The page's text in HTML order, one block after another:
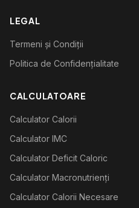
LEGAL
Termeni și Condiții
Politica de Confidențialitate
CALCULATOARE
Calculator Calorii
Calculator IMC
Calculator Deficit Caloric
Calculator Macronutrienți
Calculator Calorii Necesare